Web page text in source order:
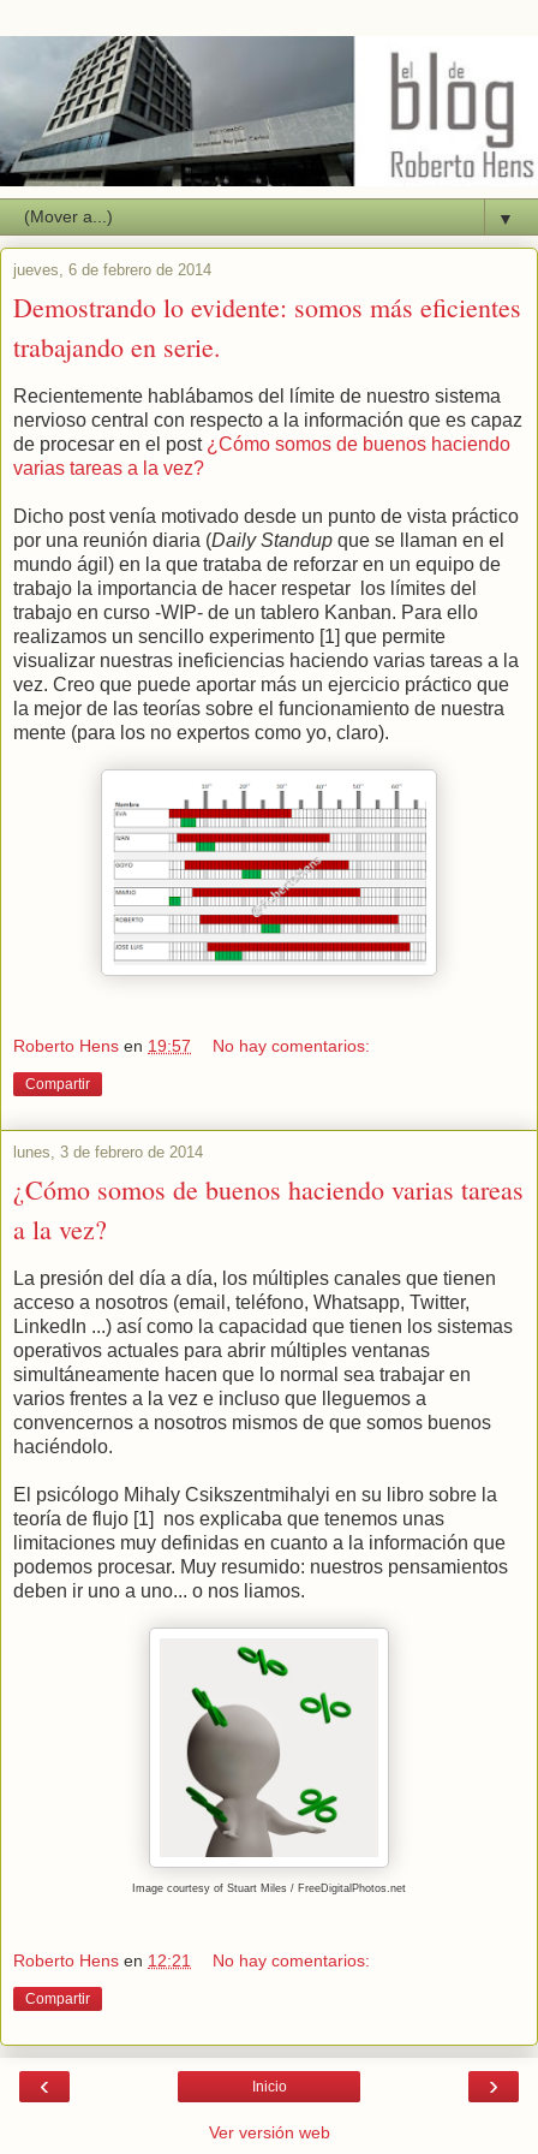
▼
jueves, 6 de febrero de 2014
Demostrando lo evidente: somos más eficientes
trabajando en serie.
Recientemente hablábamos del límite de nuestro sistema
nervioso central con respecto a la información que es capaz
de procesar en el post ¿Cómo somos de buenos haciendo
varias tareas a la vez?
Dicho post venía motivado desde un punto de vista práctico
por una reunión diaria (Daily Standup que se llaman en el
mundo ágil) en la que trataba de reforzar en un equipo de
trabajo la importancia de hacer respetar los límites del
trabajo en curso -WIP- de un tablero Kanban. Para ello
realizamos un sencillo experimento [1] que permite
visualizar nuestras ineficiencias haciendo varias tareas a la
vez. Creo que puede aportar más un ejercicio práctico que
la mejor de las teorías sobre el funcionamiento de nuestra
mente (para los no expertos como yo, claro).
Roberto Hens en 19:57 No hay comentarios:
Compartir
lunes, 3 de febrero de 2014
¿Cómo somos de buenos haciendo varias tareas
a la vez?
La presión del día a día, los múltiples canales que tienen
acceso a nosotros (email, teléfono, Whatsapp, Twitter,
LinkedIn ...) así como la capacidad que tienen los sistemas
operativos actuales para abrir múltiples ventanas
simultáneamente hacen que lo normal sea trabajar en
varios frentes a la vez e incluso que lleguemos a
convencernos a nosotros mismos de que somos buenos
haciéndolo.
El psicólogo Mihaly Csikszentmihalyi en su libro sobre la
teoría de flujo [1] nos explicaba que tenemos unas
limitaciones muy definidas en cuanto a la información que
podemos procesar. Muy resumido: nuestros pensamientos
deben ir uno a uno... o nos liamos.
Image courtesy of Stuart Miles / FreeDigitalPhotos.net
Roberto Hens en 12:21 No hay comentarios:
Compartir
‹ ›
Inicio
Ver versión web